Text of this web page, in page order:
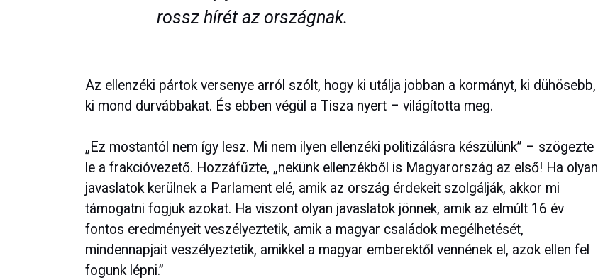
rossz hírét az országnak.
Az ellenzéki pártok versenye arról szólt, hogy ki utálja jobban a kormányt, ki dühösebb,
ki mond durvábbakat. És ebben végül a Tisza nyert – világította meg.
„Ez mostantól nem így lesz. Mi nem ilyen ellenzéki politizálásra készülünk” – szögezte
le a frakcióvezető. Hozzáfűzte, „nekünk ellenzékből is Magyarország az első! Ha olyan
javaslatok kerülnek a Parlament elé, amik az ország érdekeit szolgálják, akkor mi
támogatni fogjuk azokat. Ha viszont olyan javaslatok jönnek, amik az elmúlt 16 év
fontos eredményeit veszélyeztetik, amik a magyar családok megélhetését,
mindennapjait veszélyeztetik, amikkel a magyar emberektől vennének el, azok ellen fel
fogunk lépni.”